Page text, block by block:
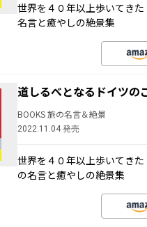
世界を４０年以上歩いてき
名言と癒やしの絶景集
道しるべとなるドイツの
BOOKS 旅の名言＆絶景
2022.11.04 発売
世界を４０年以上歩いてき
の名言と癒やしの絶景集